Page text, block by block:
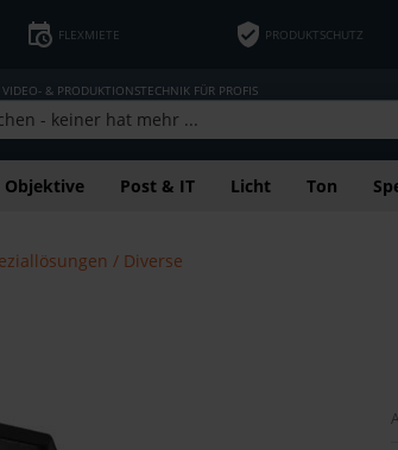
FLEXMIETE PRODUKTSCHUTZ
VIDEO- & PRODUKTIONSTECHNIK FÜR PROFIS
Objektive Post & IT Licht Ton
/ Diverse